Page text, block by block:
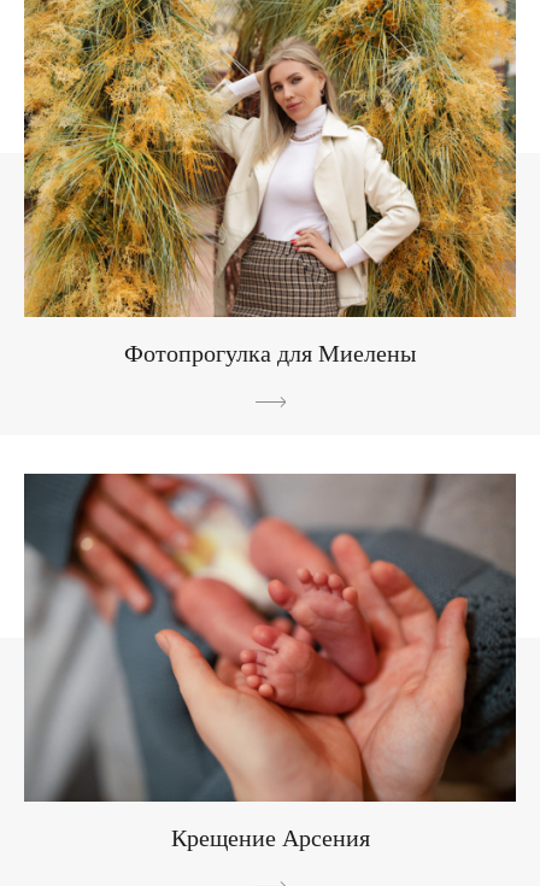
Фотопрогулка для Миелены
Крещение Арсения